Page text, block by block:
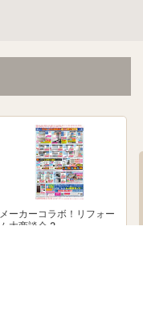
メーカーコラボ！リフォー
ム大商談会 2